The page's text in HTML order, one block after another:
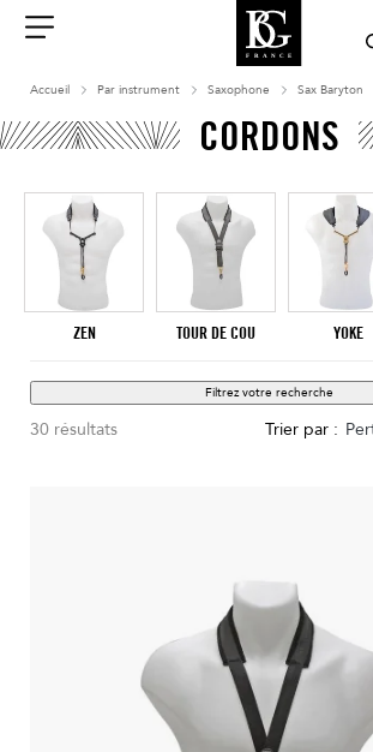
contenu
Accueil Par instrument Saxophone Sax Baryton
CORDONS
ZEN TOUR DE COU YOKE
Filtrez votre recherche
30 résultats Trier par :